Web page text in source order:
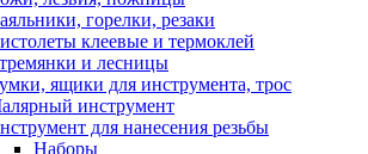
горелки, резаки
клеевые и термоклей
и лесницы
ящики для инструмента, трос
инструмент
для нанесения резьбы
Наборы